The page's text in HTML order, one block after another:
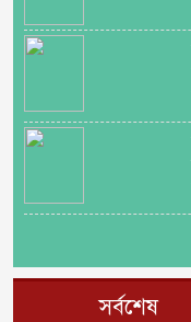
সর্বশেষ